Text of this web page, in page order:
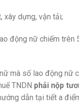
xây dựng, vận tải;
động nữ chiếm trên
mà số lao động nữ
TNDN phải nộp
dẫn tại tiết a